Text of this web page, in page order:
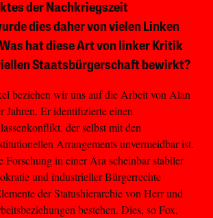
der Nachkriegszeit
dies daher von vielen Linken
hat diese Art von linker Kritik
Staatsbürgerschaft bewirkt?
beziehen wir uns auf die Arbeit von Alan
Jahren. Er identifizierte einen
der selbst mit den
Arrangements unvermeidbar ist.
Forschung in einer Ära scheinbar stabiler
und industrieller Bürgerrechte
der Statushierarchie von Herr und
bestehen. Dies, so Fox,